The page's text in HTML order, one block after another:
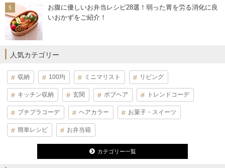
お腹に優しいお弁当レシピ28選！弱った胃を労る消化に良
いおかずをご紹介！
人気カテゴリー
収納 100均 ミニマリスト リビング
キッチン収納 玄関 ボブヘア トレンドコーデ
プチプラコーデ ヘアカラー お菓子・スイーツ
簡単レシピ お弁当箱
カテゴリー一覧